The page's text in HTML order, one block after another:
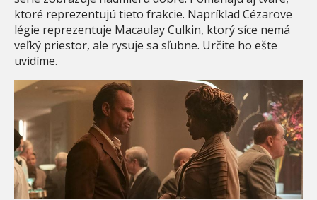
ktoré reprezentujú tieto frakcie. Napríklad Cézarove
légie reprezentuje Macaulay Culkin, ktorý síce nemá
veľký priestor, ale rysuje sa sľubne. Určite ho ešte
uvidíme.